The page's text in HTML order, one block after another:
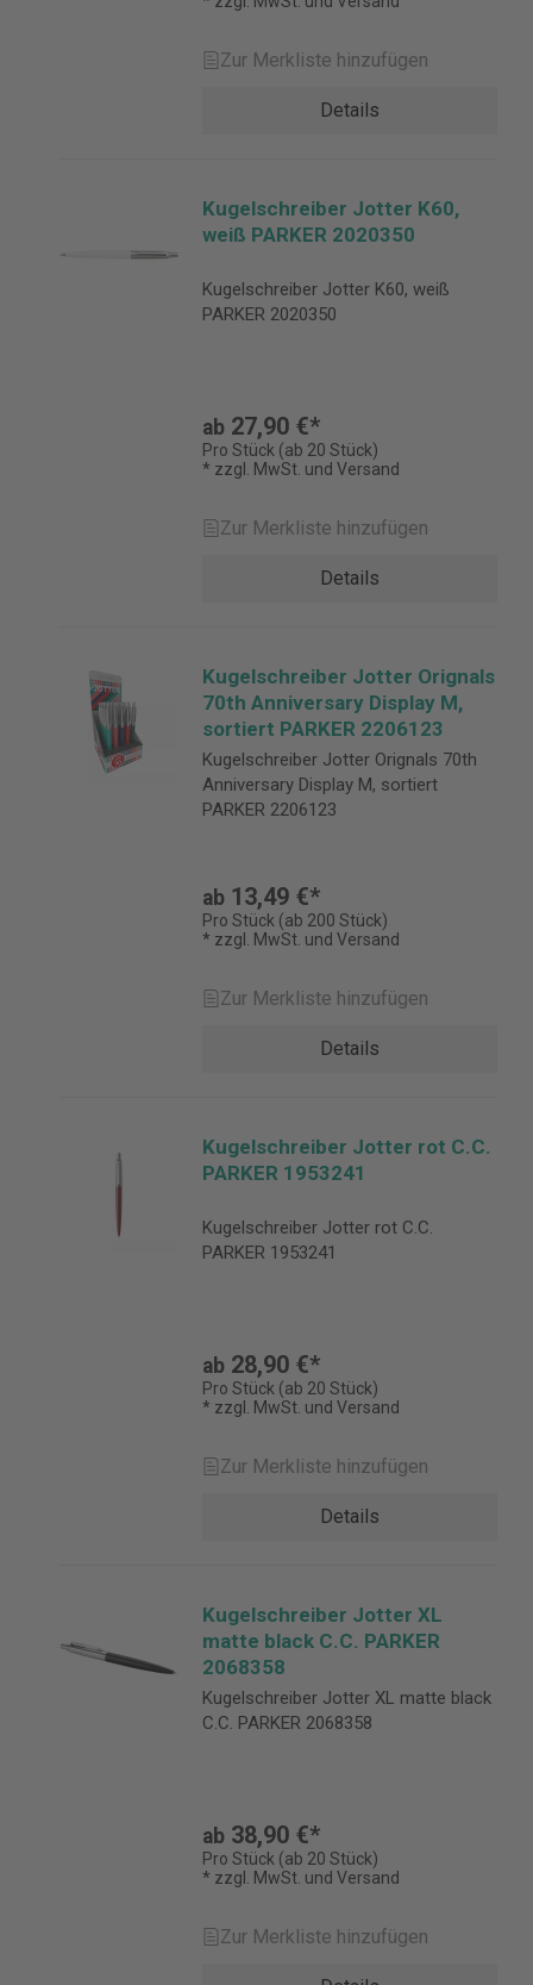
Zur Merkliste hinzufügen
Details
Kugelschreiber Jotter K60,
weiß PARKER 2020350
Kugelschreiber Jotter K60, weiß
PARKER 2020350
ab 27,90 €*
Pro Stück (ab 20 Stück)
* zzgl. MwSt. und Versand
Zur Merkliste hinzufügen
Details
Kugelschreiber Jotter Orignals
70th Anniversary Display M,
sortiert PARKER 2206123
Kugelschreiber Jotter Orignals 70th
Anniversary Display M, sortiert
PARKER 2206123
ab 13,49 €*
Pro Stück (ab 200 Stück)
* zzgl. MwSt. und Versand
Zur Merkliste hinzufügen
Details
Kugelschreiber Jotter rot C.C.
PARKER 1953241
Kugelschreiber Jotter rot C.C.
PARKER 1953241
ab 28,90 €*
Pro Stück (ab 20 Stück)
* zzgl. MwSt. und Versand
Zur Merkliste hinzufügen
Details
Kugelschreiber Jotter XL
matte black C.C. PARKER
2068358
Kugelschreiber Jotter XL matte black
C.C. PARKER 2068358
ab 38,90 €*
Pro Stück (ab 20 Stück)
* zzgl. MwSt. und Versand
Zur Merkliste hinzufügen